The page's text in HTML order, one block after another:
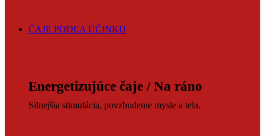
ČAJE PODĽA ÚČINKU
Energetizujúce čaje / Na ráno
Silnejšia stimulácia, povzbudenie mysle a tela.